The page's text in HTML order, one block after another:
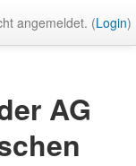
angemeldet. (Login)
AG